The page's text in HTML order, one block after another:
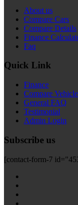
About us
Compare Cars
Compare Details
Finance
Faq
Quick Link
Finance
Compare
General FAQ
Testimonial
Admin Login
Subscribe us
[contact-form-7